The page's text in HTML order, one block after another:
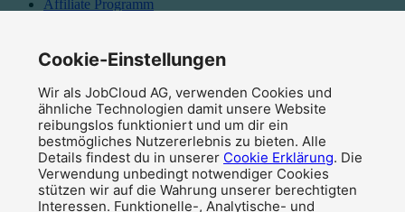
Affiliate Programm
Newsletter abonnieren
© 2026 JobCloud — Alle Rechte vorbehalten
Cookie-Einstellungen
Wir als JobCloud AG, verwenden Cookies und
ähnliche Technologien damit unsere Website
reibungslos funktioniert und um dir ein
bestmögliches Nutzererlebnis zu bieten. Alle
Details findest du in unserer Cookie Erklärung. Die
Verwendung unbedingt notwendiger Cookies
stützen wir auf die Wahrung unserer berechtigten
Interessen. Funktionelle-, Analytische- und